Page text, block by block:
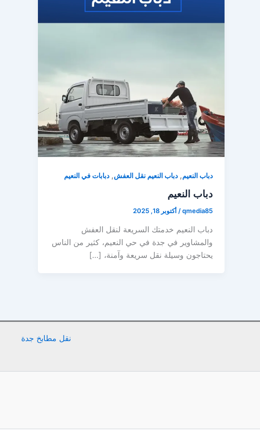
دباب النعيم, دباب النعيم نقل العفش, دبابات في النعيم
دباب النعيم
qmedia85
/أكتوبر 18, 2025
دباب النعيم خدمتك السريعة لنقل العفش
والمشاوير في جدة في حي النعيم، كثير من الناس
يحتاجون وسيلة نقل سريعة وآمنة، […]
نقل مطابخ جدة